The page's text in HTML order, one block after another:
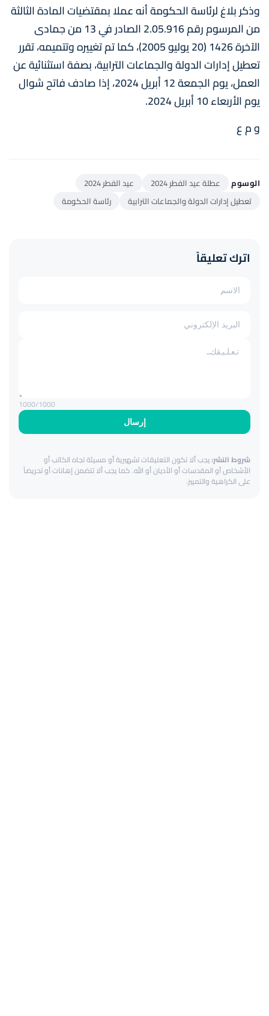
وذكر بلاغ لرئاسة الحكومة أنه عملا بمقتضيات المادة الثالثة
من المرسوم رقم 2.05.916 الصادر في 13 من جمادى
الآخرة 1426 (20 يوليو 2005)، كما تم تغييره وتتميمه، تقرر
تعطيل إدارات الدولة والجماعات الترابية، بصفة استثنائية عن
العمل، يوم الجمعة 12 أبريل 2024، إذا صادف فاتح شوال
يوم الأربعاء 10 أبريل 2024.
و م ع
الوسوم عطلة عيد الفطر 2024
عيد الفطر 2024
تعطيل إدارات الدولة والجماعات الترابية
رئاسة الحكومة
اترك تعليقاً
إرسال
1000/1000
شروط النشر:يجب ألا تكون التعليقات تشهيرية أو مسيئة تجاه الكاتب أو
الأشخاص أو المقدسات أو الأديان أو الله. كما يجب ألا تتضمن إهانات أو تحريضاً
على الكراهية والتمييز.